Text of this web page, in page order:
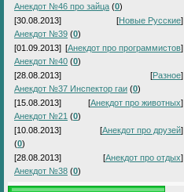
Анекдот №46 про зайца (0)
[30.08.2013]
[Новые Русские]
Анекдот №39 (0)
[01.09.2013] [Анекдот про программистов]
Анекдот №40 (0)
[28.08.2013]
[Разное]
Анекдот №37 Инспектор гаи (0)
[15.08.2013]
[Анекдот про животных]
Анекдот №21 (0)
[10.08.2013]
[Анекдот про друзей]
(0)
[28.08.2013]
[Анекдот про отдых]
Анекдот №38 (0)